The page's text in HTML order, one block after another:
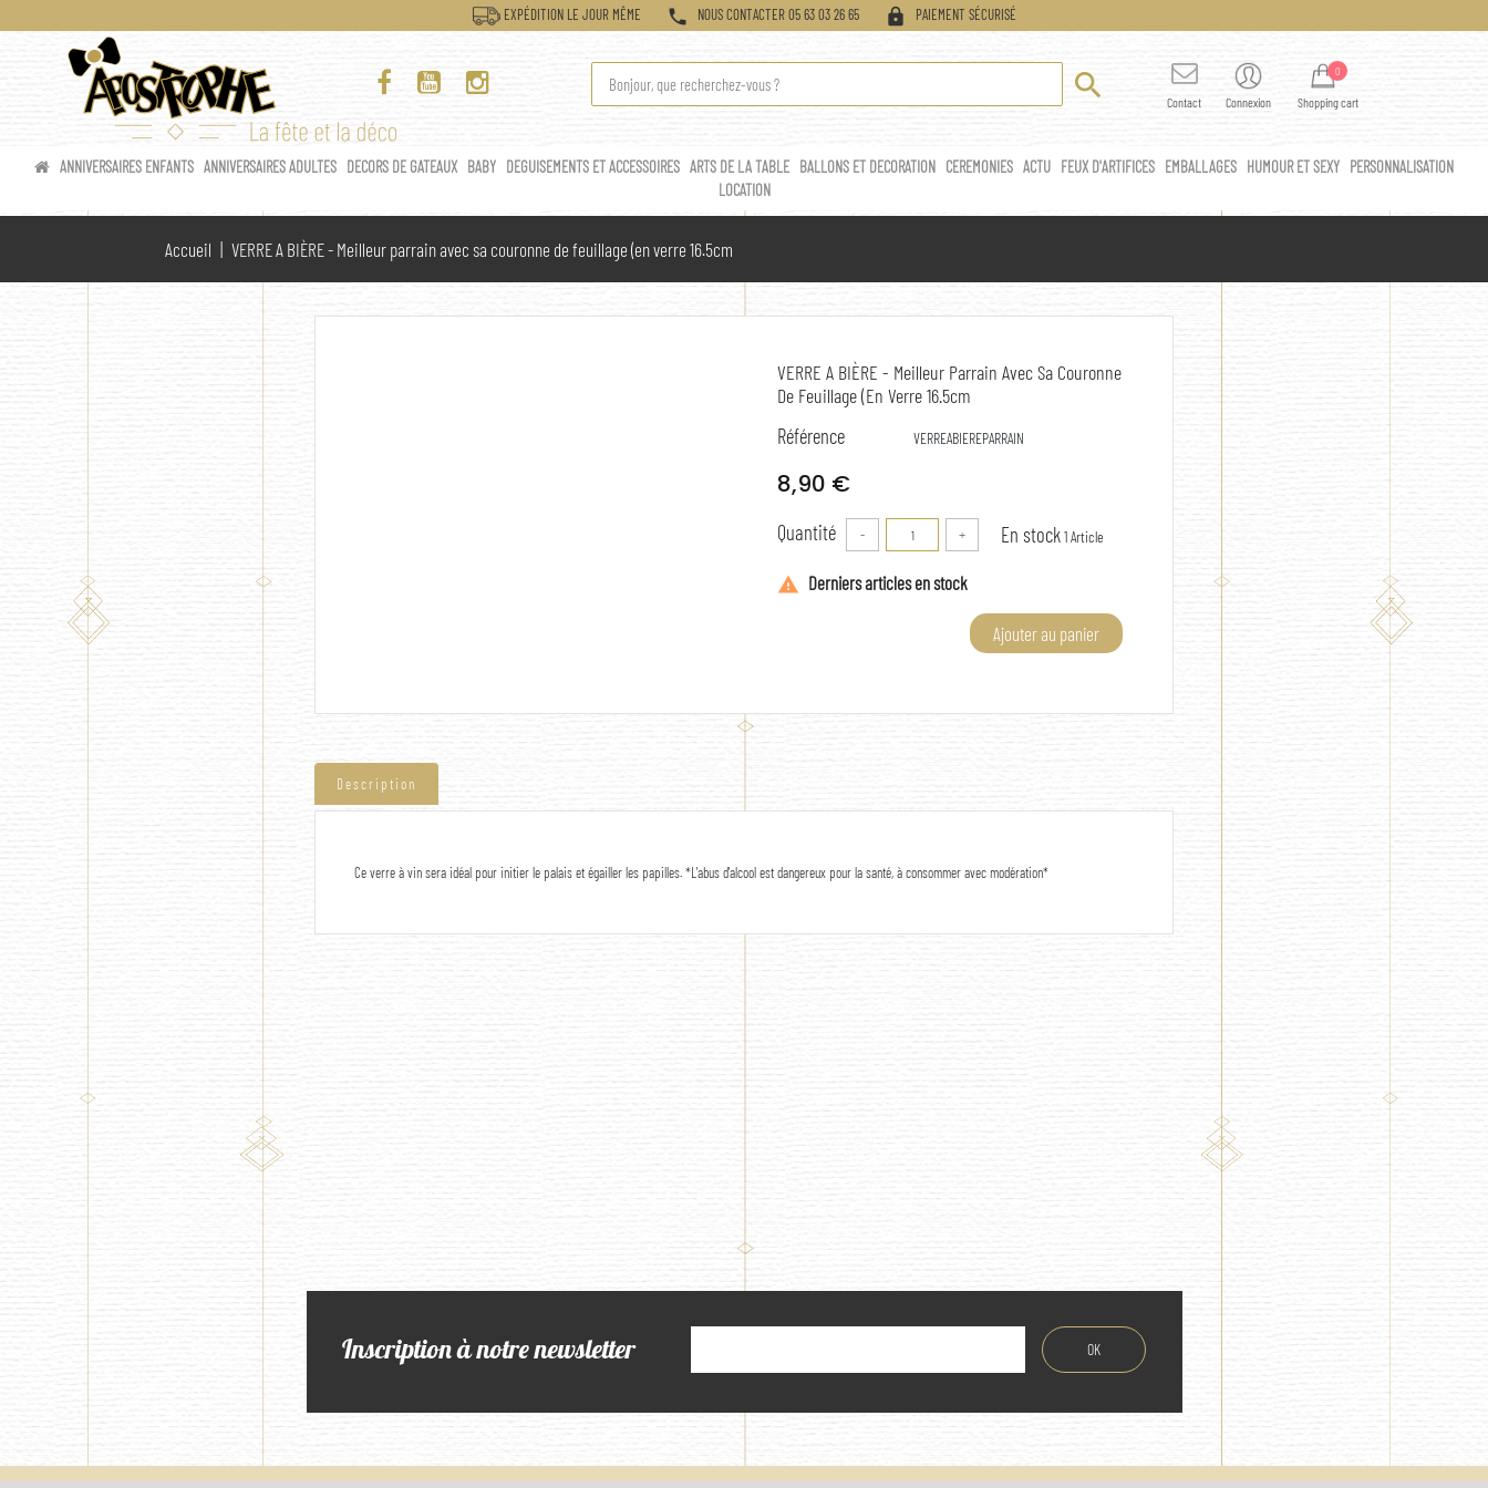
EXPÉDITION LE JOUR MÊME phone NOUS CONTACTER 05 63 03 26 65 lock PAIEMENT SÉCURISÉ
 Contact Connexion
0
Shopping cart
ANNIVERSAIRES ENFANTS ANNIVERSAIRES ADULTES DECORS DE GATEAUX BABY DEGUISEMENTS ET ACCESSOIRES ARTS DE LA TABLE BALLONS ET DECORATION CEREMONIES ACTU FEUX D'ARTIFICES EMBALLAGES HUMOUR ET SEXY PERSONNALISATION
LOCATION
Accueil VERRE A BIÈRE - Meilleur parrain avec sa couronne de feuillage (en verre 16.5cm
VERRE A BIÈRE - Meilleur Parrain Avec Sa Couronne
De Feuillage (en Verre 16.5cm
Référence VERREABIEREPARRAIN
8,90 €
Quantité - + En stock 1 Article
 Derniers articles en stock
Ajouter au panier
Description
Ce verre à vin sera idéal pour initier le palais et égailler les papilles. *L'abus d'alcool est dangereux pour la santé, à consommer avec modération*
Inscription à notre newsletter